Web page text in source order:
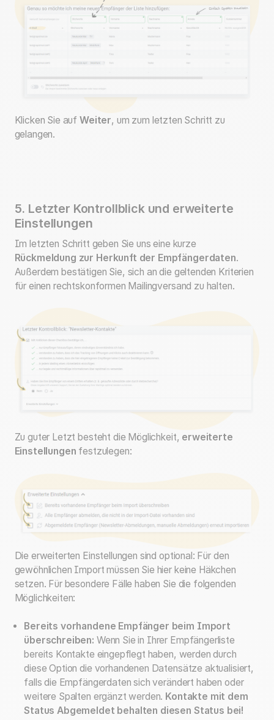
Klicken Sie aufWeiter, um zum letzten Schritt zu
gelangen.
5. Letzter Kontrollblick und erweiterte
Einstellungen
Im letzten Schritt geben Sie uns eine kurze
Rückmeldung zur Herkunft der Empfängerdaten.
Außerdem bestätigen Sie, sich an die geltenden Kriterien
für einen rechtskonformen Mailingversand zu halten.
Zu guter Letzt besteht die Möglichkeit, erweiterte
Einstellungen festzulegen:
Die erweiterten Einstellungen sind optional: Für den
gewöhnlichen Import müssen Sie hier keine Häkchen
setzen. Für besondere Fälle haben Sie die folgenden
Möglichkeiten:
Bereits vorhandene Empfänger beim Import
überschreiben: Wenn Sie in Ihrer Empfängerliste
bereits Kontakte eingepflegt haben, werden durch
diese Option die vorhandenen Datensätze aktualisiert,
falls die Empfängerdaten sich verändert haben oder
weitere Spalten ergänzt werden. Kontakte mit dem
Status Abgemeldet behalten diesen Status bei!